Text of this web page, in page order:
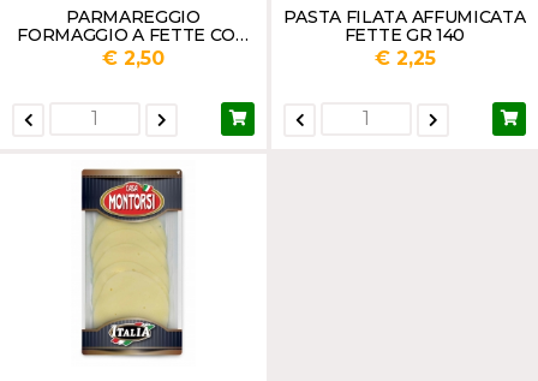
PARMAREGGIO
FORMAGGIO A FETTE CON
15% DI PARMIGIANO
REGGIANO GR 120
€ 2,50
PASTA FILATA AFFUMICATA
FETTE GR 140
€ 2,25